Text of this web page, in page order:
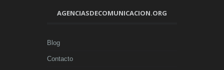
AGENCIASDECOMUNICACION.ORG
Blog
Contacto